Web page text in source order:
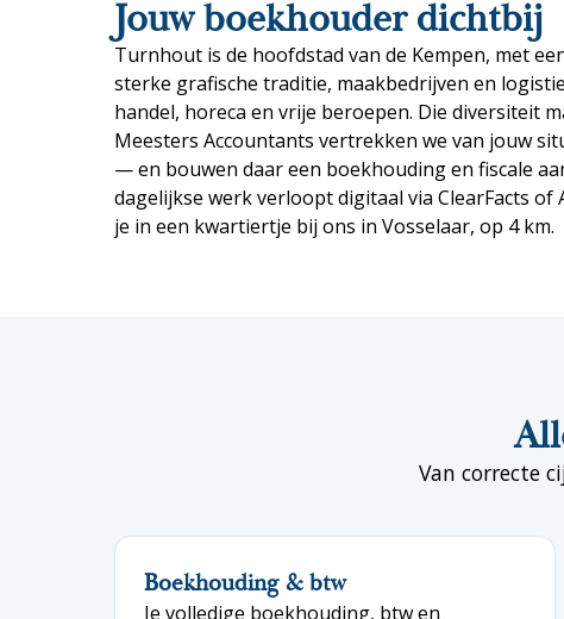
Jouw boekhouder dichtbij
Turnhout is de hoofdstad van de Kempen, met
sterke grafische traditie, maakbedrijven en
handel, horeca en vrije beroepen. Die diversiteit
Meesters Accountants vertrekken we van jouw
— en bouwen daar een boekhouding en fiscale
dagelijkse werk verloopt digitaal via ClearFacts
je in een kwartiertje bij ons in Vosselaar, op 4 km.
Van correcte
Boekhouding & btw
Je volledige boekhouding, btw en